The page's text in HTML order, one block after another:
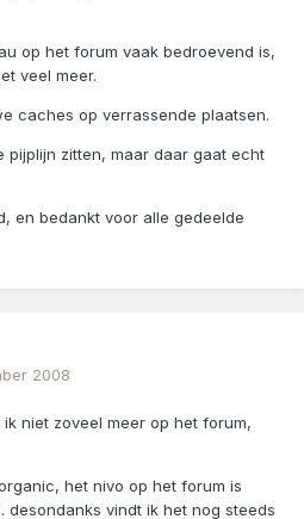
op het forum vaak bedroevend is,
veel meer.
caches op verrassende plaatsen.
pijplijn zitten, maar daar gaat echt
en bedankt voor alle gedeelde
2008
niet zoveel meer op het forum,
het nivo op het forum is
desondanks vindt ik het nog steeds